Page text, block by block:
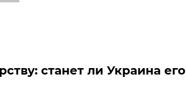
станет ли Украина его